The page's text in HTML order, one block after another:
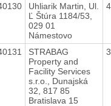
Uhliarik Martin, Ul.
Ľ Štúra 1184/53,
029 01
Námestovo
STRABAG
Property and
Facility Services
s.r.o., Dunajská
32, 817 85
Bratislava 15